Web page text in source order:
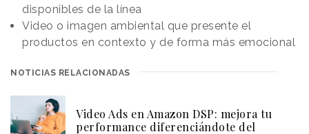
disponibles de la línea
Video o imagen ambiental que presente el
productos en contexto y de forma más emocional
NOTICIAS RELACIONADAS
Video Ads en Amazon DSP: mejora tu
performance diferenciándote del